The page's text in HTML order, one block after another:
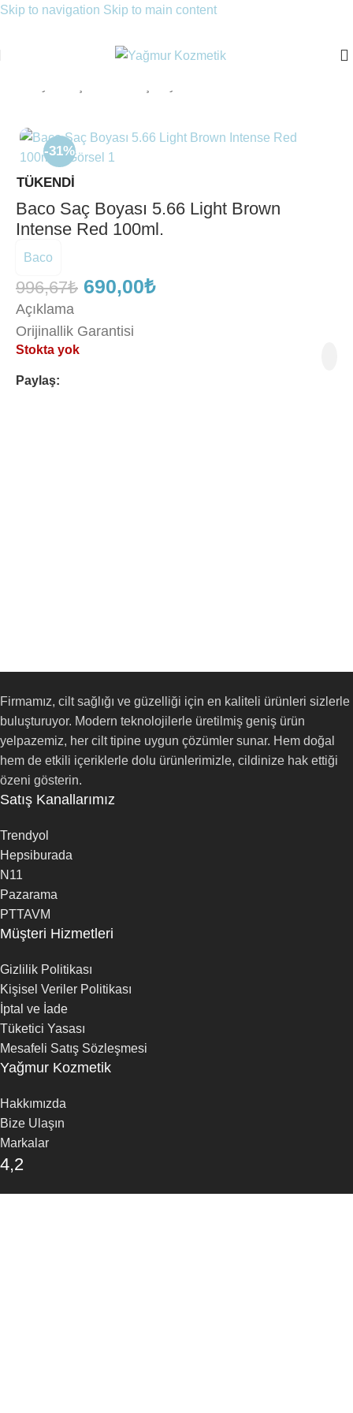
Skip to navigation Skip to main content
-31%
TÜKENDI
Baco Saç Boyası 5.66 Light Brown
Intense Red 100ml.
Baco
996,67₺ 690,00₺
Açıklama
Orijinallik Garantisi
Stokta yok
Paylaş:
Firmamız, cilt sağlığı ve güzelliği için en kaliteli ürünleri sizlerle
buluşturuyor. Modern teknolojilerle üretilmiş geniş ürün
yelpazemiz, her cilt tipine uygun çözümler sunar. Hem doğal
hem de etkili içeriklerle dolu ürünlerimizle, cildinize hak ettiği
özeni gösterin.
Satış Kanallarımız
Trendyol
Hepsiburada
N11
Pazarama
PTTAVM
Müşteri Hizmetleri
Gizlilik Politikası
Kişisel Veriler Politikası
İptal ve İade
Tüketici Yasası
Mesafeli Satış Sözleşmesi
Yağmur Kozmetik
Hakkımızda
Bize Ulaşın
Markalar
4,2